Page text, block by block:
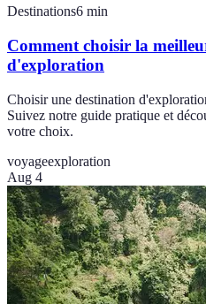
Destinations6 min
Comment choisir la
d'exploration
Choisir une destination
Suivez notre guide pratique et
votre choix.
voyageexploration
Aug 4